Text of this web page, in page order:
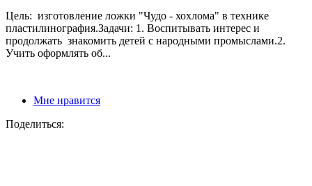
Цель: изготовление ложки "Чудо - хохлома" в технике
пластилинография.Задачи: 1. Воспитывать интерес и
продолжать знакомить детей с народными промыслами.2.
Учить оформлять об...
Мне нравится
Поделиться: